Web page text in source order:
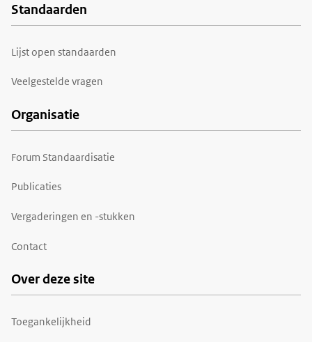
Voet
Standaarden
Lijst open standaarden
Veelgestelde vragen
Organisatie
Forum Standaardisatie
Publicaties
Vergaderingen en -stukken
Contact
Over deze site
Toegankelijkheid